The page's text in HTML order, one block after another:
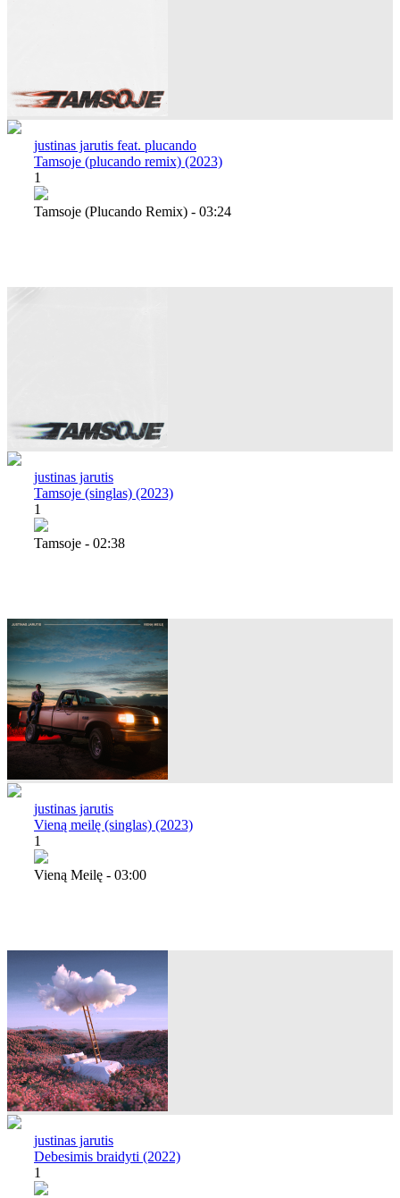
justinas jarutis feat. plucando
Tamsoje (plucando remix) (2023)
1
Tamsoje (plucando Remix) - 03:24
justinas jarutis
Tamsoje (singlas) (2023)
1
Tamsoje - 02:38
justinas jarutis
Vieną meilę (singlas) (2023)
1
Vieną Meilę - 03:00
justinas jarutis
Debesimis braidyti (2022)
1